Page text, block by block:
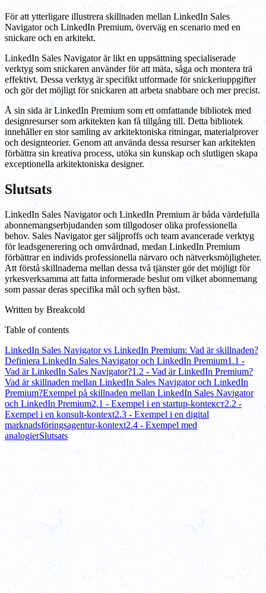
För att ytterligare illustrera skillnaden mellan LinkedIn Sales
Navigator och LinkedIn Premium, överväg en scenario med en
snickare och en arkitekt.
LinkedIn Sales Navigator är likt en uppsättning specialiserade
verktyg som snickaren använder för att mäta, såga och montera trä
effektivt. Dessa verktyg är specifikt utformade för snickeriuppgifter
och gör det möjligt för snickaren att arbeta snabbare och mer precist.
Å sin sida är LinkedIn Premium som ett omfattande bibliotek med
designresurser som arkitekten kan få tillgång till. Detta bibliotek
innehåller en stor samling av arkitektoniska ritningar, materialprover
och designteorier. Genom att använda dessa resurser kan arkitekten
förbättra sin kreativa process, utöka sin kunskap och slutligen skapa
exceptionella arkitektoniska designer.
Slutsats
LinkedIn Sales Navigator och LinkedIn Premium är båda värdefulla
abonnemangserbjudanden som tillgodoser olika professionella
behov. Sales Navigator ger säljproffs och team avancerade verktyg
för leadsgenerering och omvårdnad, medan LinkedIn Premium
förbättrar en individs professionella närvaro och nätverksmöjligheter.
Att förstå skillnaderna mellan dessa två tjänster gör det möjligt för
yrkesverksamma att fatta informerade beslut om vilket abonnemang
som passar deras specifika mål och syften bäst.
Written by Breakcold
Table of contents
LinkedIn Sales Navigator vs LinkedIn Premium: Vad är skillnaden?
Definiera LinkedIn Sales Navigator och LinkedIn Premium1.1 -
Vad är LinkedIn Sales Navigator?1.2 - Vad är LinkedIn Premium?
Vad är skillnaden mellan LinkedIn Sales Navigator och LinkedIn
Premium?Exempel på skillnaden mellan LinkedIn Sales Navigator
och LinkedIn Premium2.1 - Exempel i en startup-kontекст2.2 -
Exempel i en konsult-kontext2.3 - Exempel i en digital
marknadsföringsagentur-kontext2.4 - Exempel med
analogierSlutsats